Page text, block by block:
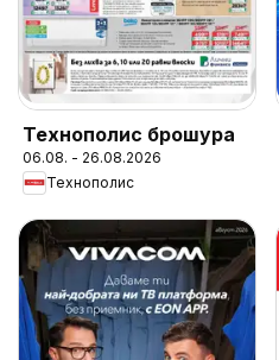
Технополис брошура
06.08. - 26.08.2026
Технополис